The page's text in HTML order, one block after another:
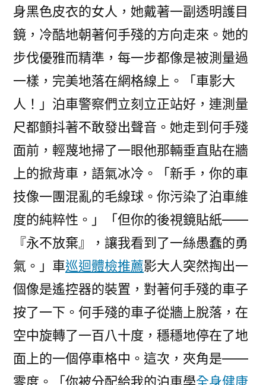
身黑色皮衣的女人，她戴著一副透明護目
鏡，冷酷地朝著何手殘的方向走來。她的
步伐優雅而精準，每一步都像是被測量過
一樣，完美地落在網格線上。「車影大
人！」泊車警察們立刻立正站好，連測量
尺都顫抖著不敢發出聲音。她走到何手殘
面前，輕蔑地掃了一眼他那輛垂直貼在牆
上的掀背車，語氣冰冷。「新手，你的車
技像一團混亂的毛線球。你污染了泊車維
度的純粹性。」「但你的後視鏡貼紙——
『永不放棄』，讓我看到了一絲愚蠢的勇
氣。」車巡迴體檢推薦影大人突然掏出一
個像是遙控器的裝置，對著何手殘的車子
按了一下。何手殘的車子從牆上脫落，在
空中旋轉了一百八十度，穩穩地停在了地
面上的一個停車格中。這次，夾角是——
零度。「你被分配給我的泊車學全身健康